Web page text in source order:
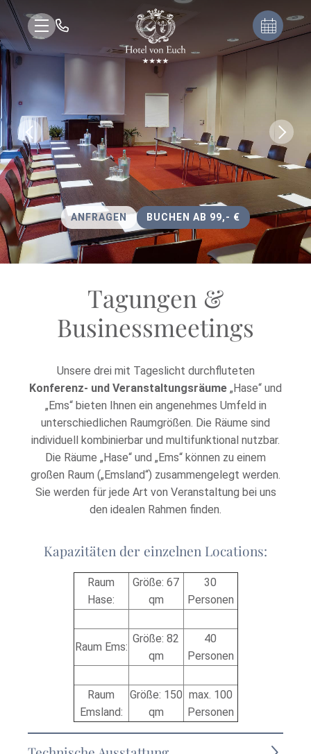
ANFRAGEN BUCHEN AB 99,- €
Tagungen &
Businessmeetings
Unsere drei mit Tageslicht durchfluteten
Konferenz- und Veranstaltungsräume „Hase“ und
„Ems“ bieten Ihnen ein angenehmes Umfeld in
unterschiedlichen Raumgrößen. Die Räume sind
individuell kombinierbar und multifunktional nutzbar.
Die Räume „Hase“ und „Ems“ können zu einem
großen Raum („Emsland“) zusammengelegt werden.
Sie werden für jede Art von Veranstaltung bei uns
den idealen Rahmen finden.
Kapazitäten der einzelnen Locations:
Raum
Hase:
Größe: 67
qm
30
Personen
Raum Ems:
Größe: 82
qm
40
Personen
Raum
Emsland:
Größe: 150
qm
max. 100
Personen